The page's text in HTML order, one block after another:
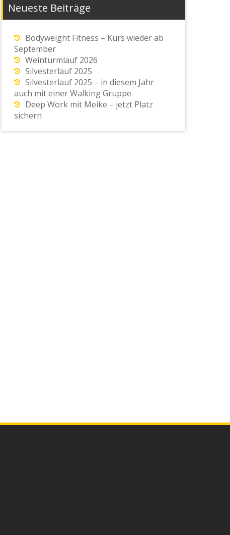
Neueste Beiträge
Bodyweight Fitness – Kurs wieder ab
September
Weinturmlauf 2026
Silvesterlauf 2025
Silvesterlauf 2025 – in diesem Jahr
auch mit einer Walking Gruppe
Deep Work mit Meike – jetzt Platz
sichern